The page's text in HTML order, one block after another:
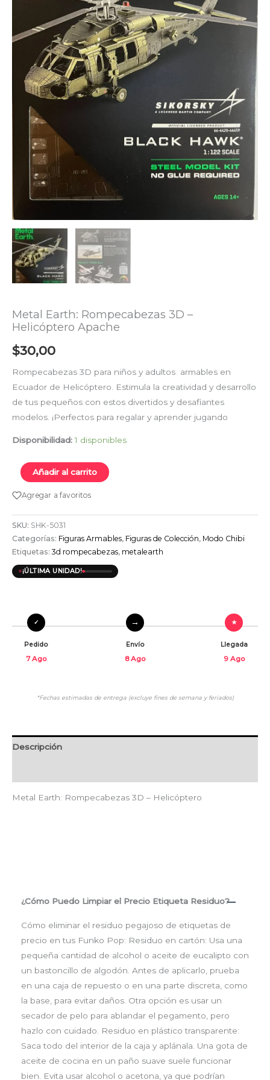
Metal Earth: Rompecabezas 3D –
Helicóptero Apache
$30,00
Rompecabezas 3D para niños y adultos armables en
Ecuador de Helicóptero. Estimula la creatividad y desarrollo
de tus pequeños con estos divertidos y desafiantes
modelos. ¡Perfectos para regalar y aprender jugando
Disponibilidad: 1 disponibles
Añadir al carrito
Agregar a favoritos
SKU: SHK-5031
Categorías: Figuras Armables, Figuras de Colección, Modo Chibi
Etiquetas:3d rompecabezas, metalearth
¡ÚLTIMA UNIDAD!
Pedido
7 Ago
Envío
8 Ago
Llegada
9 Ago
*Fechas estimadas de entrega (excluye fines de semana y feriados)
Descripción
Metal Earth: Rompecabezas 3D – Helicóptero
¿Cómo Puedo Limpiar el Precio Etiqueta Residuo?
Cómo eliminar el residuo pegajoso de etiquetas de
precio en tus Funko Pop: Residuo en cartón: Usa una
pequeña cantidad de alcohol o aceite de eucalipto con
un bastoncillo de algodón. Antes de aplicarlo, prueba
en una caja de repuesto o en una parte discreta, como
la base, para evitar daños. Otra opción es usar un
secador de pelo para ablandar el pegamento, pero
hazlo con cuidado. Residuo en plástico transparente:
Saca todo del interior de la caja y aplánala. Una gota de
aceite de cocina en un paño suave suele funcionar
bien. Evita usar alcohol o acetona, ya que podrían